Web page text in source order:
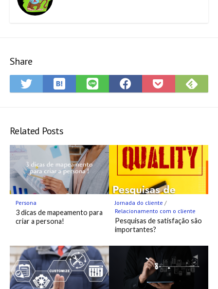
Share
Share
on
Save
to
Share
on
Share
on
Save
to
on
Related Posts
Persona
3 dicas de mapeamento para
criar a persona!
Jornada do cliente /
Relacionamento com o cliente
Pesquisas de satisfação são
importantes?